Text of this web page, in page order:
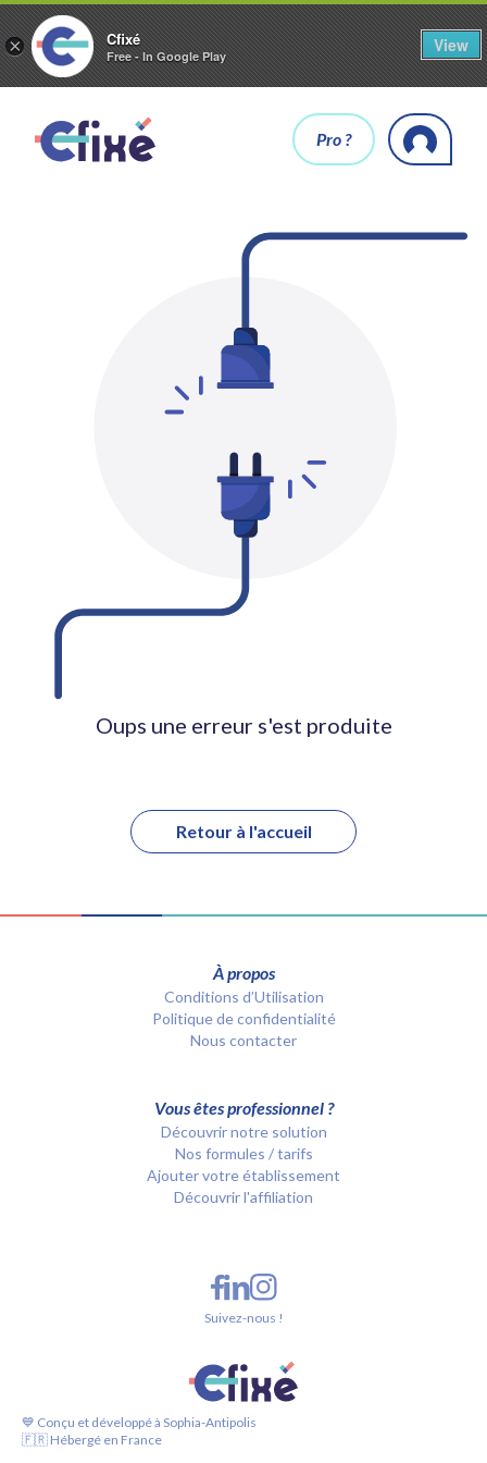
× Cfixé
Free - In Google Play
View
Pro ?
Oups une erreur s'est produite
Retour à l'accueil
À propos
Conditions d’Utilisation
Politique de confidentialité
Nous contacter
Vous êtes professionnel ?
Découvrir notre solution
Nos formules / tarifs
Ajouter votre établissement
Découvrir l'affiliation
💙 Conçu et développé à Sophia-Antipolis
🇫🇷 Hébergé en France
Suivez-nous !